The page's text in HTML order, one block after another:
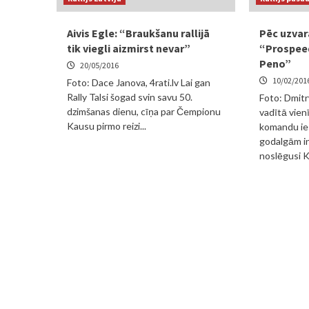
Aivis Egle: “Braukšanu rallijā
tik viegli aizmirst nevar”
20/05/2016
Foto: Dace Janova, 4rati.lv Lai gan
Rally Talsi šogad svin savu 50.
dzimšanas dienu, cīņa par Čempionu
Kausu pirmo reizi...
Pēc
Peno”
10/02/
Foto:
vadītā
komandu
godalgām
noslēgusi